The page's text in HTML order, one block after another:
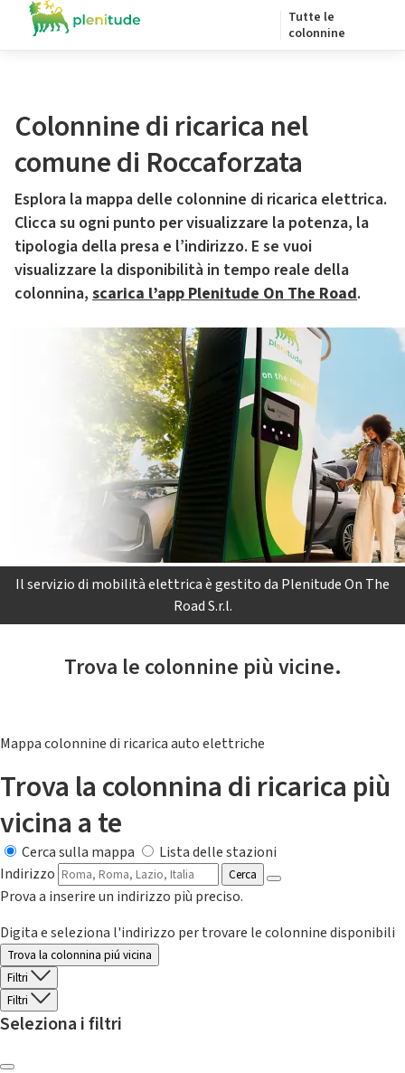
Tutte le
colonnine
Colonnine di ricarica nel
comune di Roccaforzata
Esplora la mappa delle colonnine di ricarica elettrica.
Clicca su ogni punto per visualizzare la potenza, la
tipologia della presa e l’indirizzo. E se vuoi
visualizzare la disponibilità in tempo reale della
colonnina, scarica l’app Plenitude On The Road.
Il servizio di mobilità elettrica è gestito da Plenitude On The
Road S.r.l.
Trova le colonnine più vicine.
Mappa colonnine di ricarica auto elettriche
Trova la colonnina di ricarica più
vicina a te
Cerca sulla mappa
Lista delle stazioni
Indirizzo
Cerca
Prova a inserire un indirizzo più preciso.
Digita e seleziona l'indirizzo per trovare le colonnine disponibili
Trova la colonnina piú vicina
Filtri
Filtri
Seleziona i filtri